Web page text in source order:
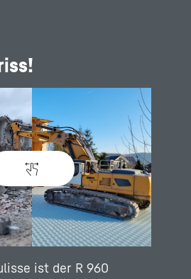
ist der R 960